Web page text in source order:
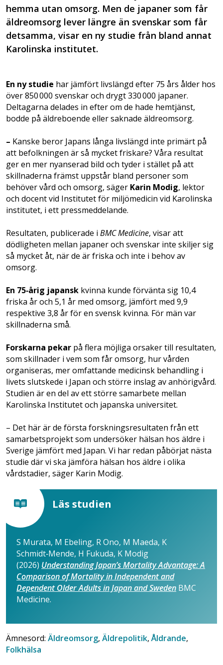
hemma utan omsorg. Men de japaner som får
äldreomsorg lever längre än svenskar som får
detsamma, visar en ny studie från bland annat
Karolinska institutet.
En ny studie har jämfört livslängd efter 75 års ålder hos
över 850 000 svenskar och drygt 330 000 japaner.
Deltagarna delades in efter om de hade hemtjänst,
bodde på äldreboende eller saknade äldreomsorg.
– Kanske beror Japans långa livslängd inte primärt på
att befolkningen är så mycket friskare? Våra resultat
ger en mer nyanserad bild och tyder i stället på att
skillnaderna främst uppstår bland personer som
behöver vård och omsorg, säger Karin Modig, lektor
och docent vid Institutet för miljömedicin vid Karolinska
institutet, i ett pressmeddelande.
Resultaten, publicerade i BMC Medicine, visar att
dödligheten mellan japaner och svenskar inte skiljer sig
så mycket åt, när de är friska och inte i behov av
omsorg.
En 75‑årig japansk kvinna kunde förvänta sig 10,4
friska år och 5,1 år med omsorg, jämfört med 9,9
respektive 3,8 år för en svensk kvinna. För män var
skillnaderna små.
Forskarna pekar på flera möjliga orsaker till resultaten,
som skillnader i vem som får omsorg, hur vården
organiseras, mer omfattande medicinsk behandling i
livets slutskede i Japan och större inslag av anhörigvård.
Studien är en del av ett större samarbete mellan
Karolinska Institutet och japanska universitet.
– Det här är de första forskningsresultaten från ett
samarbetsprojekt som undersöker hälsan hos äldre i
Sverige jämfört med Japan. Vi har redan påbörjat nästa
studie där vi ska jämföra hälsan hos äldre i olika
vårdstadier, säger Karin Modig.
Läs studien
S Murata, M Ebeling, R Ono, M Maeda, K
Schmidt‑Mende, H Fukuda, K Modig
(2026) Understanding Japan’s Mortality Advantage: A
Comparison of Mortality in Independent and
Dependent Older Adults in Japan and Sweden BMC
Medicine.
Ämnesord: Äldreomsorg, Äldrepolitik,Åldrande,
Folkhälsa